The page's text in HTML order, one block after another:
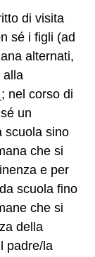
di visita
sé i figli (ad
alternati,
alla
nel corso di
un
scuola sino
che si
e per
scuola fino
che si
della
padre/la